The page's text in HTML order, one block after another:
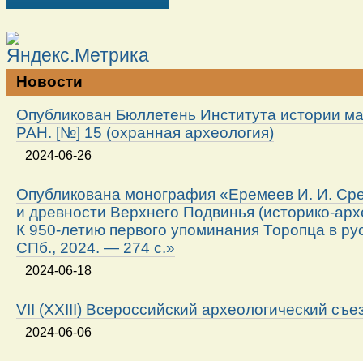
Новости
Опубликован Бюллетень Института истории
РАН. [№] 15 (охранная археология)
2024-06-26
Опубликована монография «Еремеев И. И.
и древности Верхнего Подвинья (историко-
К 950-летию первого упоминания Торопца в
СПб., 2024. — 274 с.»
2024-06-18
VII (XXIII) Всероссийский археологический
2024-06-06